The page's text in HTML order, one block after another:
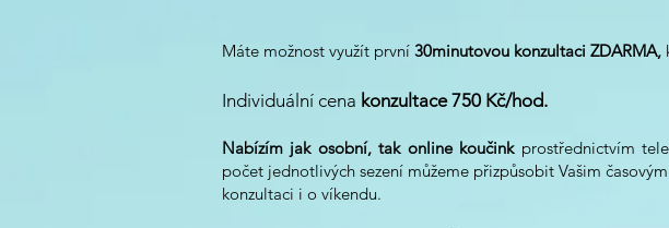
Máte možnost využít první 30minutovou konzultaci ZDARMA,
Individuální cena konzultace 750 Kč/hod.
Nabízím jak osobní, tak online koučink prostřednictvím
počet jednotlivých sezení můžeme přizpůsobit Vašim
konzultaci i o víkendu.